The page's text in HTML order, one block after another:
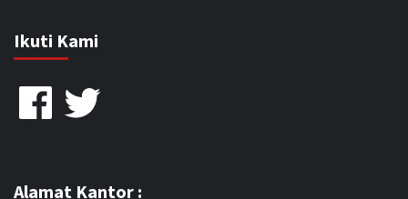
Ikuti Kami
FacebookTwitter
Alamat Kantor :